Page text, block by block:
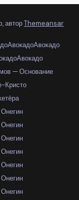
авторThemeansar
АвокадоАвокадо
Авокадо
— Основание
Кристо